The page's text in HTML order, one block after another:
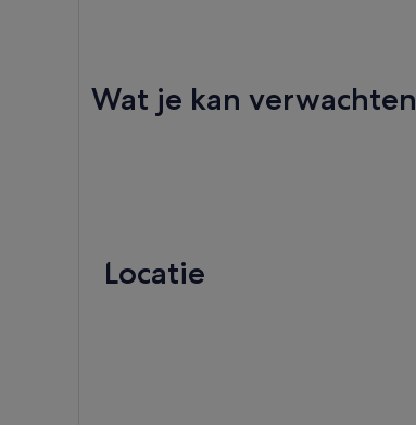
Wat je kan verwachten
Locatie